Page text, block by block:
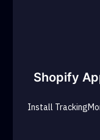
Shopify
Install